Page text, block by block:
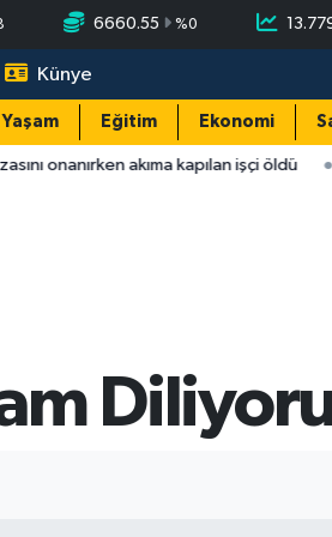
6660.55 %0
Künye
Yaşam Eğitim Ekonomi
onanırken akıma kapılan işçi öldü